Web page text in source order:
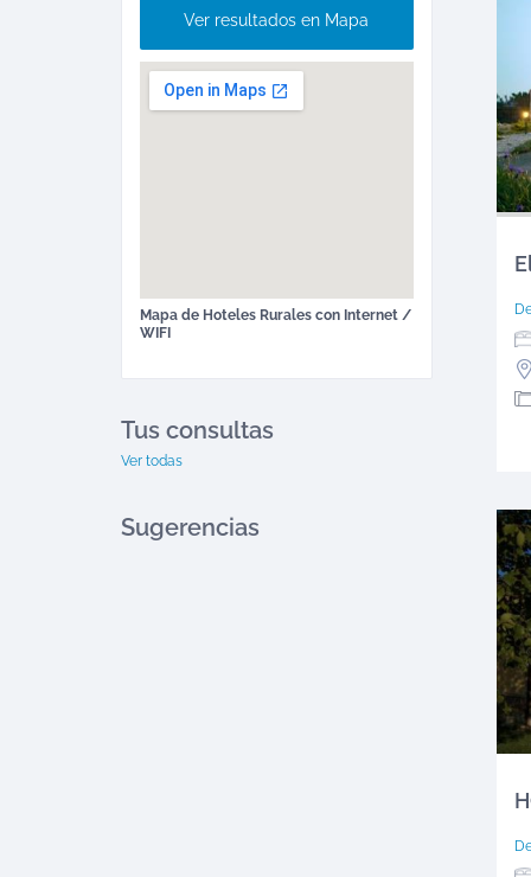
Ver resultados en Mapa
Mapa de Hoteles Rurales con Internet /
WIFI
Tus consultas
Ver todas
Sugerencias